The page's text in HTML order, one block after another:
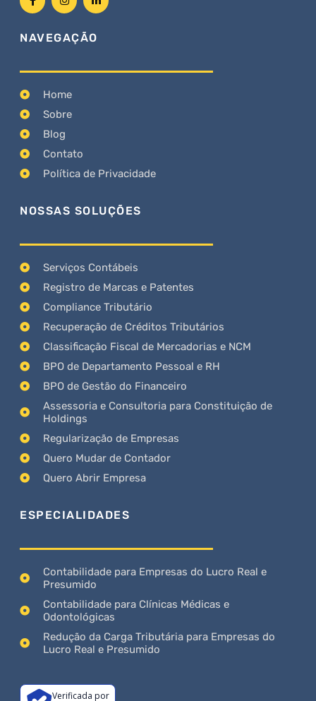
NAVEGAÇÃO
Home
Sobre
Blog
Contato
Política de Privacidade
NOSSAS SOLUÇÕES
Serviços Contábeis
Registro de Marcas e Patentes
Compliance Tributário
Recuperação de Créditos Tributários
Classificação Fiscal de Mercadorias e NCM
BPO de Departamento Pessoal e RH
BPO de Gestão do Financeiro
Assessoria e Consultoria para Constituição de
Holdings
Regularização de Empresas
Quero Mudar de Contador
Quero Abrir Empresa
ESPECIALIDADES
Contabilidade para Empresas do Lucro Real e
Presumido
Contabilidade para Clínicas Médicas e
Odontológicas
Redução da Carga Tributária para Empresas do
Lucro Real e Presumido
Verificada por